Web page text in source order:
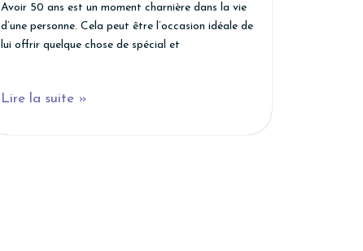
Avoir 50 ans est un moment charnière dans la vie
d’une personne. Cela peut être l’occasion idéale de
lui offrir quelque chose de spécial et
Lire la suite »